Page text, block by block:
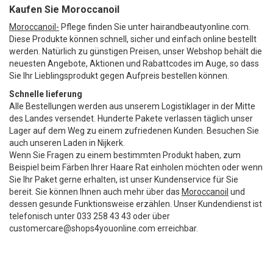
Kaufen Sie Moroccanoil
Moroccanoil- Pflege finden Sie unter hairandbeautyonline.com.
Diese Produkte können schnell, sicher und einfach online bestellt
werden. Natürlich zu günstigen Preisen, unser Webshop behält die
neuesten Angebote, Aktionen und Rabattcodes im Auge, so dass
Sie Ihr Lieblingsprodukt gegen Aufpreis bestellen können.
Schnelle lieferung
Alle Bestellungen werden aus unserem Logistiklager in der Mitte
des Landes versendet. Hunderte Pakete verlassen täglich unser
Lager auf dem Weg zu einem zufriedenen Kunden. Besuchen Sie
auch unseren Laden in Nijkerk.
Wenn Sie Fragen zu einem bestimmten Produkt haben, zum
Beispiel beim Färben Ihrer Haare Rat einholen möchten oder wenn
Sie Ihr Paket gerne erhalten, ist unser Kundenservice für Sie
bereit. Sie können Ihnen auch mehr über das Moroccanoil und
dessen gesunde Funktionsweise erzählen. Unser Kundendienst ist
telefonisch unter 033 258 43 43 oder über
customercare@shops4youonline.com erreichbar.